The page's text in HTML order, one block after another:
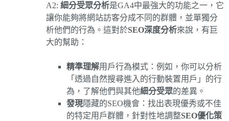
A2: 細分受眾分析是GA4中最強大的功能之一，它
讓你能夠將網站訪客分成不同的群體，並單獨分
析他們的行為。這對於SEO深度分析來說，有巨
大的幫助：
精準理解用戶行為模式：例如，你可以分析
「透過自然搜尋進入的行動裝置用戶」的行
為，了解他們與其他細分受眾的差異。
發現隱藏的SEO機會：找出表現優秀或不佳
的特定用戶群體，針對性地調整SEO優化策